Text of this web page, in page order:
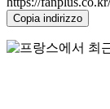
Copia indirizzo